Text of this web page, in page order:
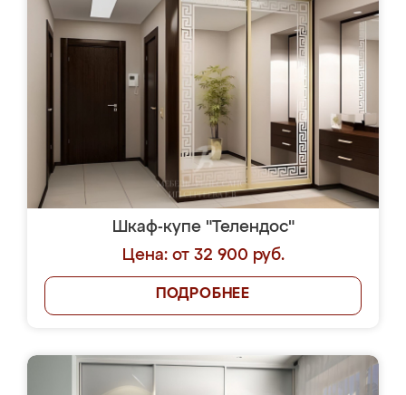
Шкаф-купе "Телендос"
Цена: от 32 900 руб.
ПОДРОБНЕЕ